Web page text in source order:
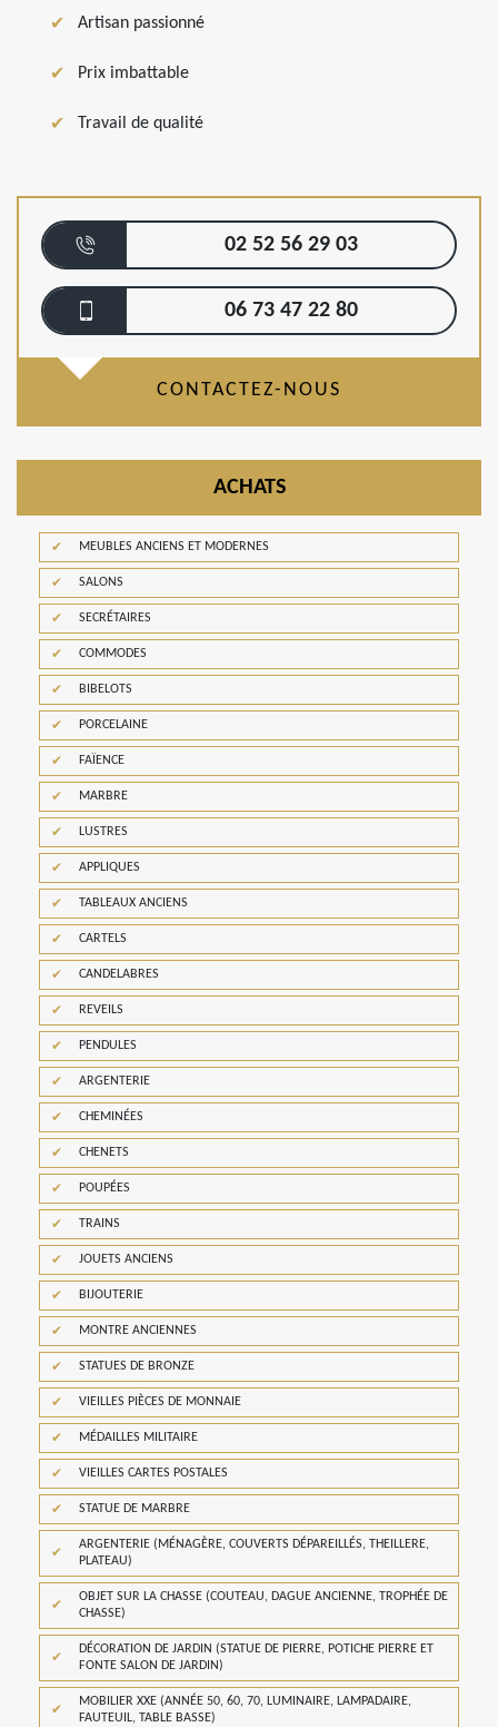
Artisan passionné
Prix imbattable
Travail de qualité
02 52 56 29 03
06 73 47 22 80
CONTACTEZ-NOUS
ACHATS
MEUBLES ANCIENS ET MODERNES
SALONS
SECRÉTAIRES
COMMODES
BIBELOTS
PORCELAINE
FAÏENCE
MARBRE
LUSTRES
APPLIQUES
TABLEAUX ANCIENS
CARTELS
CANDELABRES
REVEILS
PENDULES
ARGENTERIE
CHEMINÉES
CHENETS
POUPÉES
TRAINS
JOUETS ANCIENS
BIJOUTERIE
MONTRE ANCIENNES
STATUES DE BRONZE
VIEILLES PIÈCES DE MONNAIE
MÉDAILLES MILITAIRE
VIEILLES CARTES POSTALES
STATUE DE MARBRE
ARGENTERIE (MÉNAGÈRE, COUVERTS DÉPAREILLÉS, THEILLERE,
PLATEAU)
OBJET SUR LA CHASSE (COUTEAU, DAGUE ANCIENNE, TROPHÉE DE
CHASSE)
DÉCORATION DE JARDIN (STATUE DE PIERRE, POTICHE PIERRE ET
FONTE SALON DE JARDIN)
MOBILIER XXE (ANNÉE 50, 60, 70, LUMINAIRE, LAMPADAIRE,
FAUTEUIL, TABLE BASSE)